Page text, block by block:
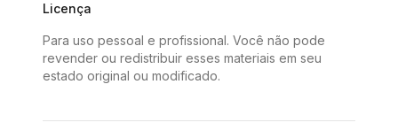
Licença
Para uso pessoal e profissional. Você não pode
revender ou redistribuir esses materiais em seu
estado original ou modificado.